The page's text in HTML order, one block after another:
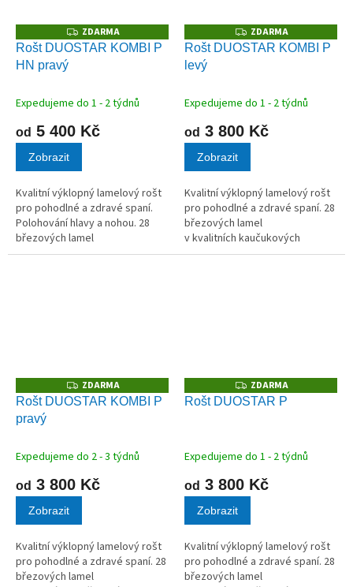
Z
D
A
ZDARMA
Rošt DUOSTAR KOMBI P
HN pravý
Expedujeme do 1 - 2 týdnů
od 5 400 Kč
Zobrazit
Kvalitní výklopný lamelový rošt
pro pohodlné a zdravé spaní.
Polohování hlavy a nohou. 28
březových lamel
v kvalitních kaučukových
Z
D
A
ZDARMA
Rošt DUOSTAR KOMBI P
levý
Expedujeme do 1 - 2 týdnů
od 3 800 Kč
Zobrazit
Kvalitní výklopný lamelový rošt
pro pohodlné a zdravé spaní. 28
březových lamel
v kvalitních kaučukových
pouzdrech.
Z
D
A
ZDARMA
Rošt DUOSTAR KOMBI P
pravý
Expedujeme do 2 - 3 týdnů
od 3 800 Kč
Zobrazit
Kvalitní výklopný lamelový rošt
pro pohodlné a zdravé spaní. 28
březových lamel
Z
D
A
ZDARMA
Rošt DUOSTAR P
Expedujeme do 1 - 2 týdnů
od 3 800 Kč
Zobrazit
Kvalitní výklopný lamelový rošt
pro pohodlné a zdravé spaní. 28
březových lamel